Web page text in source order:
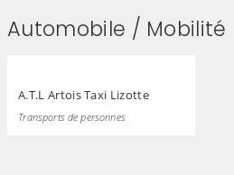
Automobile / Mobilité
A.T.L Artois Taxi Lizotte
Transports de personnes